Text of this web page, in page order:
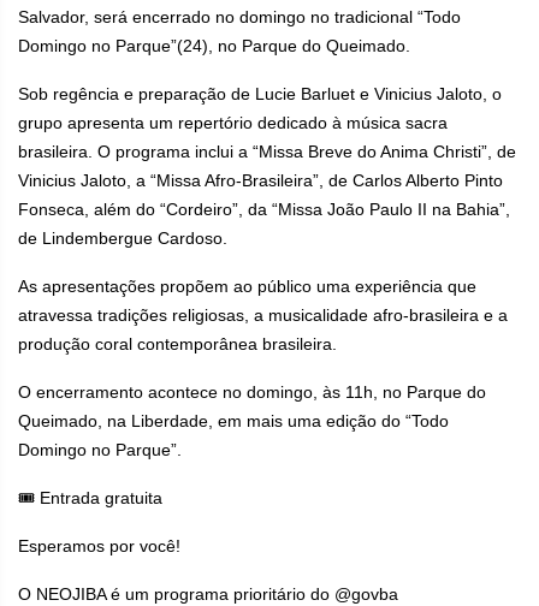
Salvador, será encerrado no domingo no tradicional “Todo
Domingo no Parque”(24), no Parque do Queimado.
Sob regência e preparação de Lucie Barluet e Vinicius Jaloto, o
grupo apresenta um repertório dedicado à música sacra
brasileira. O programa inclui a “Missa Breve do Anima Christi”, de
Vinicius Jaloto, a “Missa Afro-Brasileira”, de Carlos Alberto Pinto
Fonseca, além do “Cordeiro”, da “Missa João Paulo II na Bahia”,
de Lindembergue Cardoso.
As apresentações propõem ao público uma experiência que
atravessa tradições religiosas, a musicalidade afro-brasileira e a
produção coral contemporânea brasileira.
O encerramento acontece no domingo, às 11h, no Parque do
Queimado, na Liberdade, em mais uma edição do “Todo
Domingo no Parque”.
🎟️ Entrada gratuita
Esperamos por você!
O NEOJIBA é um programa prioritário do @govba